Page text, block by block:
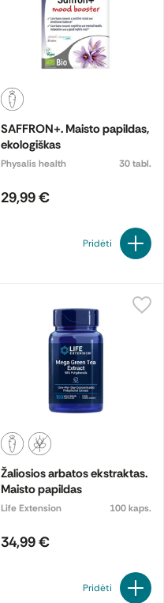
SAFFRON+. Maisto papildas,
ekologiškas
Physalis health 30 tabl.
29,99 €
Pridėti
Žaliosios arbatos ekstraktas.
Maisto papildas
Life Extension 100 kaps.
34,99 €
Pridėti